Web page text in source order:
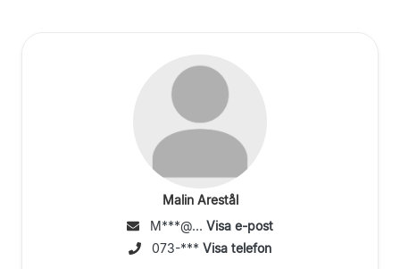
Malin Arestål
M***@... Visa e-post
073-*** Visa telefon